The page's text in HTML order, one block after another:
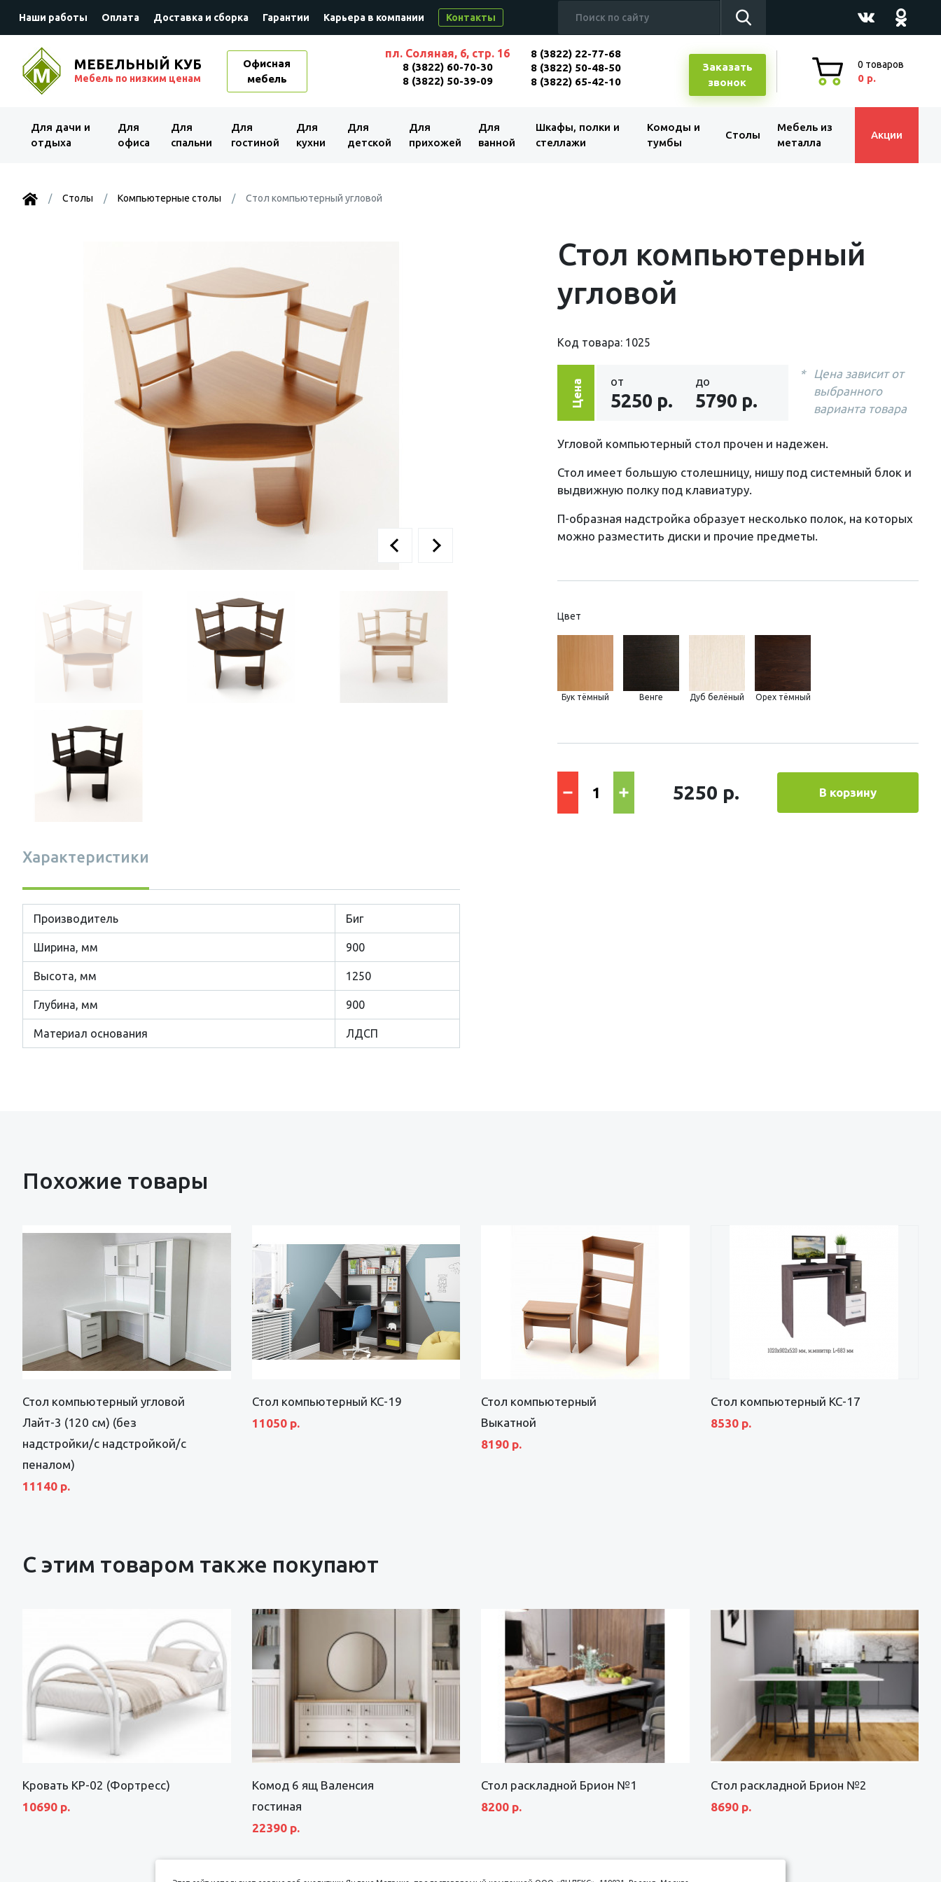
Наши работы Оплата Доставка и сборка Гарантии Карьера в компании Контакты
МЕБЕЛЬНЫЙ КУБ
Мебель по низким ценам
Офисная
мебель
пл. Соляная, 6, стр. 16
8 (3822) 60-70-30
8 (3822) 50-39-09
8 (3822) 22-77-68
8 (3822) 50-48-50
8 (3822) 65-42-10
Заказать
звонок
0 товаров
0 р.
Для дачи и
отдыха
Для
офиса
Для
спальни
Для
гостиной
Для
кухни
Для
детской
Для
прихожей
Для
ванной
Шкафы, полки и
стеллажи
Комоды и
тумбы
Столы
Мебель из
металла
Акции
Столы Компьютерные столы Стол компьютерный угловой
Характеристики
Производитель Биг
Ширина, мм 900
Высота, мм 1250
Глубина, мм 900
Материал основания ЛДСП
Стол компьютерный
угловой
Код товара: 1025
Цена от
5250 р.
до
5790 р.
Цена зависит от
выбранного
варианта товара
Угловой компьютерный стол прочен и надежен.
Стол имеет большую столешницу, нишу под системный блок и
выдвижную полку под клавиатуру.
П-образная надстройка образует несколько полок, на которых
можно разместить диски и прочие предметы.
Цвет
Бук тёмный Венге Дуб белёный Орех тёмный
5250 р. В корзину
Похожие товары
Стол компьютерный угловой
Лайт-3 (120 см) (без
надстройки/с надстройкой/с
пеналом)
11140 р.
Стол компьютерный КС-19
11050 р.
Стол компьютерный
Выкатной
8190 р.
Стол компьютерный КС-17
8530 р.
С этим товаром также покупают
Кровать КР-02 (Фортресс)
10690 р.
Комод 6 ящ Валенсия
гостиная
22390 р.
Стол раскладной Брион №1
8200 р.
Стол раскладной Брион №2
8690 р.